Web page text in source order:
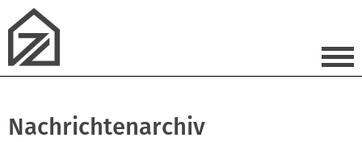
Nachrichtenarchiv